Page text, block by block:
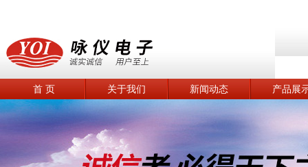
首 页 关于我们 新闻动态 产品展